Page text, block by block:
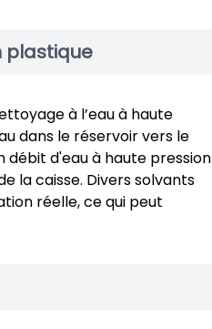
plastique
à l’eau à haute
dans le réservoir vers le
débit d'eau à haute pression
la caisse. Divers solvants
réelle, ce qui peut